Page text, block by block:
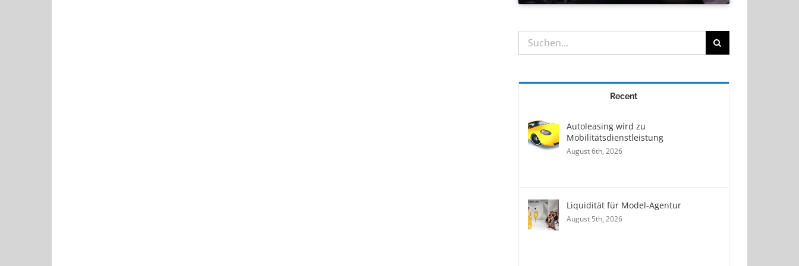
Suche
nach:
Recent
Autoleasing wird zu
Mobilitätsdienstleistung
August 6th, 2026
Liquidität für Model-Agentur
August 5th, 2026